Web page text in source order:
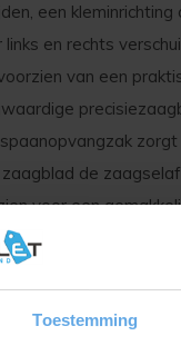
Toestemming
een
en rechts
van een
de
voor een
brede werkstukken
voor schuine
rechts voor